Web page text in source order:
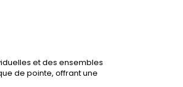
et des ensembles
de pointe, offrant une